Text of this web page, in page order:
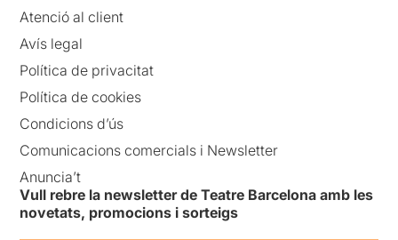
Atenció al client
Avís legal
Política de privacitat
Política de cookies
Condicions d’ús
Comunicacions comercials i Newsletter
Anuncia’t
Vull rebre la newsletter de Teatre Barcelona amb les
novetats, promocions i sorteigs